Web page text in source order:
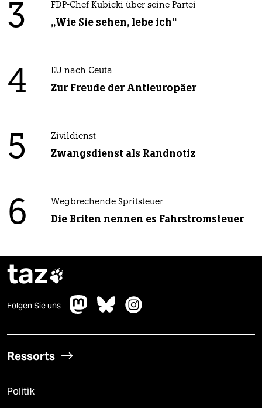
3 FDP-Chef Kubicki über seine Partei
„Wie Sie sehen, lebe ich“
4 EU nach Ceuta
Zur Freude der Antieuropäer
5 Zivildienst
Zwangsdienst als Randnotiz
6 Wegbrechende Spritsteuer
Die Briten nennen es Fahrstromsteuer
taz
Folgen Sie uns
Ressorts
Politik